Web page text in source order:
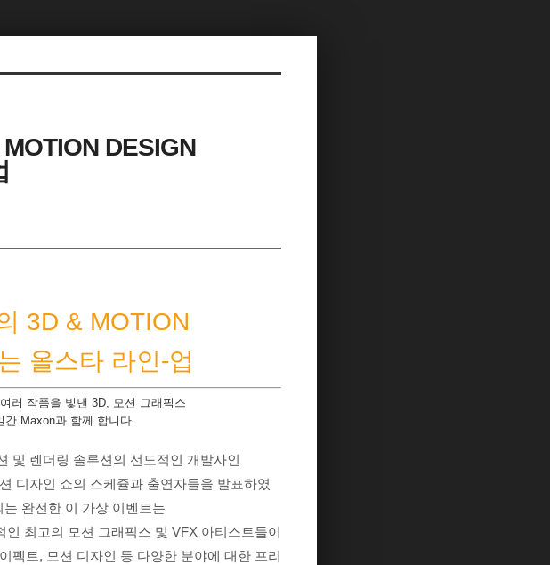
DESIGN
3D & MOTION
올스타 라인-업
러 작품을 빛낸 3D, 모션 그래픽스
간 Maxon과 함께 합니다.
및 렌더링 솔루션의 선도적인 개발사인
디자인 쇼의 스케쥴과 출연자들을 발표하였
완전한 이 가상 이벤트는
최고의 모션 그래픽스 및 VFX 아티스트들이
펙트, 모션 디자인 등 다양한 분야에 대한 프리